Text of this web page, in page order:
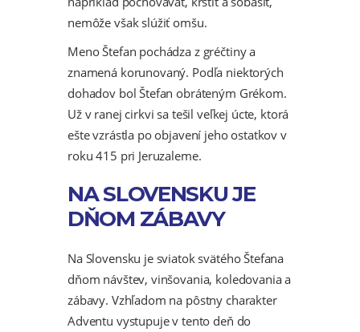
nemôže však slúžiť omšu.
Meno Štefan pochádza z gréčtiny a
znamená korunovaný. Podľa niektorých
dohadov bol Štefan obráteným Grékom.
Už v ranej cirkvi sa tešil veľkej úcte, ktorá
ešte vzrástla po objavení jeho ostatkov v
roku 415 pri Jeruzaleme.
NA SLOVENSKU JE
DŇOM ZÁBAVY
Na Slovensku je sviatok svätého Štefana
dňom návštev, vinšovania, koledovania a
zábavy. Vzhľadom na pôstny charakter
Adventu vystupuje v tento deň do